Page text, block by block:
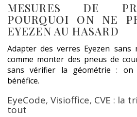
MESURES DE
POURQUOI ON NE
EYEZEN AU HASARD
Adapter des verres Eyezen sans
comme monter des pneus de
sans vérifier la géométrie :
bénéfice.
EyeCode, Visioffice, CVE : la
tout